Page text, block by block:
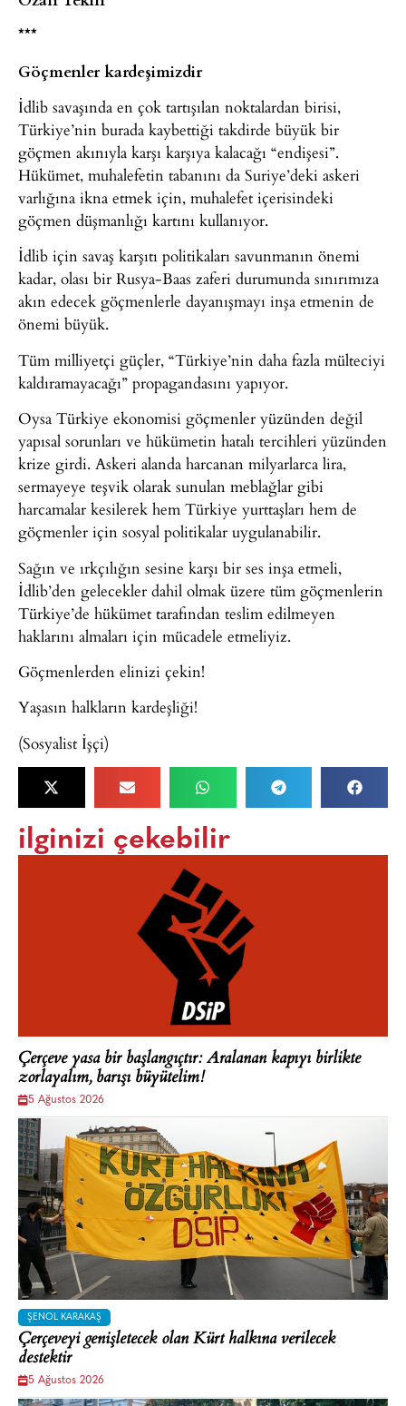
***
Göçmenler kardeşimizdir
İdlib savaşında en çok tartışılan noktalardan birisi,
Türkiye’nin burada kaybettiği takdirde büyük bir
göçmen akınıyla karşı karşıya kalacağı “endişesi”.
Hükümet, muhalefetin tabanını da Suriye’deki askeri
varlığına ikna etmek için, muhalefet içerisindeki
göçmen düşmanlığı kartını kullanıyor.
İdlib için savaş karşıtı politikaları savunmanın önemi
kadar, olası bir Rusya-Baas zaferi durumunda sınırımıza
akın edecek göçmenlerle dayanışmayı inşa etmenin de
önemi büyük.
Tüm milliyetçi güçler, “Türkiye’nin daha fazla mülteciyi
kaldıramayacağı” propagandasını yapıyor.
Oysa Türkiye ekonomisi göçmenler yüzünden değil
yapısal sorunları ve hükümetin hatalı tercihleri yüzünden
krize girdi. Askeri alanda harcanan milyarlarca lira,
sermayeye teşvik olarak sunulan meblağlar gibi
harcamalar kesilerek hem Türkiye yurttaşları hem de
göçmenler için sosyal politikalar uygulanabilir.
Sağın ve ırkçılığın sesine karşı bir ses inşa etmeli,
İdlib’den gelecekler dahil olmak üzere tüm göçmenlerin
Türkiye’de hükümet tarafından teslim edilmeyen
haklarını almaları için mücadele etmeliyiz.
Göçmenlerden elinizi çekin!
Yaşasın halkların kardeşliği!
(Sosyalist İşçi)
ilginizi çekebilir
Çerçeve yasa bir başlangıçtır: Aralanan kapıyı birlikte
zorlayalım, barışı büyütelim!
5 Ağustos 2026
ŞENOL KARAKAŞ
Çerçeveyi genişletecek olan Kürt halkına verilecek
destektir
5 Ağustos 2026